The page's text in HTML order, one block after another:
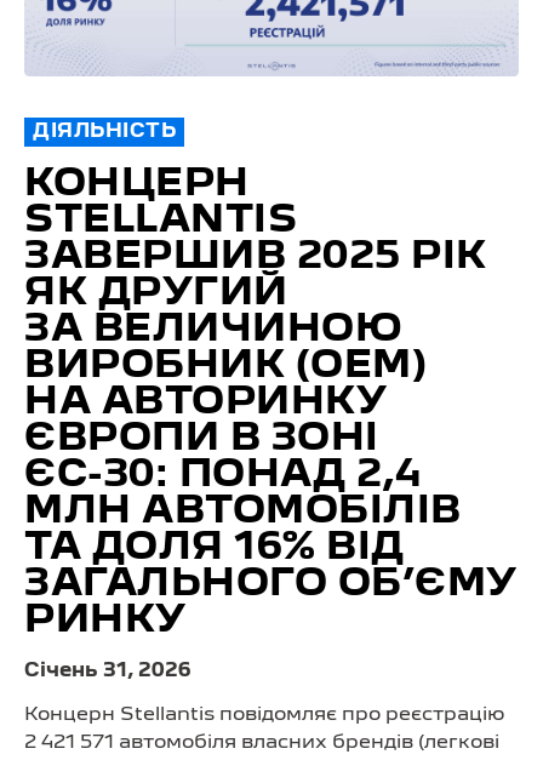
ДІЯЛЬНІСТЬ
КОНЦЕРН
STELLANTIS
ЗАВЕРШИВ 2025 РІК
ЯК ДРУГИЙ
ЗА ВЕЛИЧИНОЮ
ВИРОБНИК (ОЕМ)
НА АВТОРИНКУ
ЄВРОПИ В ЗОНІ
ЄС-30: ПОНАД 2,4
МЛН АВТОМОБІЛІВ
ТА ДОЛЯ 16% ВІД
ЗАГАЛЬНОГО ОБ’ЄМУ
РИНКУ
Cічень 31, 2026
Концерн Stellantis повідомляє про реєстрацію
2 421 571 автомобіля власних брендів (легкові